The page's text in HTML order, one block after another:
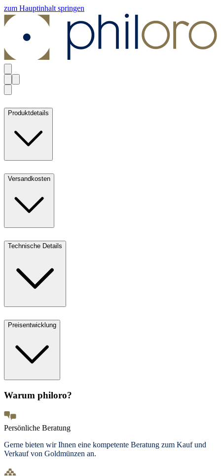
zum Hauptinhalt springen
Produktdetails
Versandkosten
Technische Details
Preisentwicklung
Warum philoro?
Persönliche Beratung
Gerne bieten wir Ihnen eine kompetente Beratung zum Kauf und
Verkauf von Goldmünzen an.